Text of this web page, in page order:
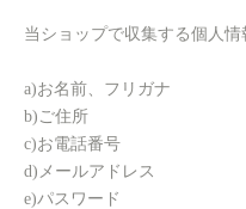
当ショップで収集する個人情
a)お名前、フリガナ
b)ご住所
c)お電話番号
d)メールアドレス
e)パスワード